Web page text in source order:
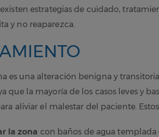
existen estrategias de cuidado,
y no reaparezca.
es una alteración benigna y
que la mayoría de los casos leves y
aliviar el malestar del paciente.
la zona con baños de agua templada